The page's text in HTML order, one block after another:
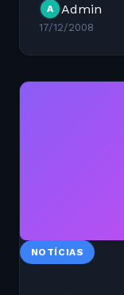
cliente,...
A Admin
17/12/2008
NOTÍCIAS